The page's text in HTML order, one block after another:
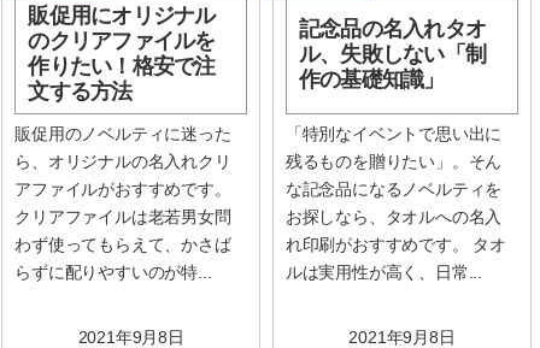
販促用にオリジナル
のクリアファイルを
作りたい！格安で注
文する方法
販促用のノベルティに迷った
ら、オリジナルの名入れクリ
アファイルがおすすめです。
クリアファイルは老若男女問
わず使ってもらえて、かさば
らずに配りやすいのが特...
2021年9月8日
記念品の名入れタオ
ル、失敗しない「制
作の基礎知識」
「特別なイベントで思い出に
残るものを贈りたい」。そん
な記念品になるノベルティを
お探しなら、タオルへの名入
れ印刷がおすすめです。 タオ
ルは実用性が高く、日常...
2021年9月8日